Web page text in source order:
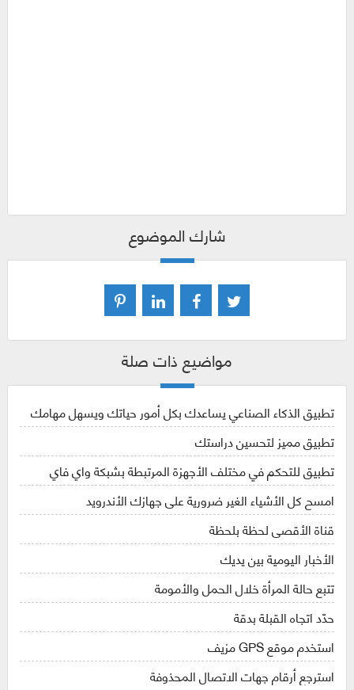
شارك الموضوع
مواضيع ذات صلة
تطبيق الذكاء الصناعي يساعدك بكل أمور حياتك ويسهل مهامك
تطبيق مميز لتحسين دراستك
تطبيق للتحكم في مختلف الأجهزة المرتبطة بشبكة واي فاي
امسح كل الأشياء الغير ضرورية على جهازك الأندرويد
قناة الأقصى لحظة بلحظة
الأخبار اليومية بين يديك
تتبع حالة المرأة خلال الحمل والأمومة
حدّد اتجاه القبلة بدقة
استخدم موقع GPS مزيف
استرجع أرقام جهات الاتصال المحذوفة